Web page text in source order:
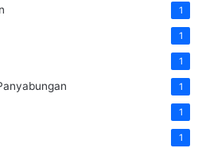
1
1
1
1
1
1